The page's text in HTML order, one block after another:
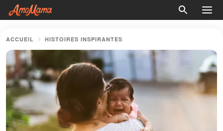
ACCUEIL HISTOIRES INSPIRANTES